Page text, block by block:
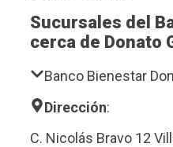
Sucursales del
cerca de Donato
Banco Bienestar
Dirección:
C. Nicolás Bravo 12